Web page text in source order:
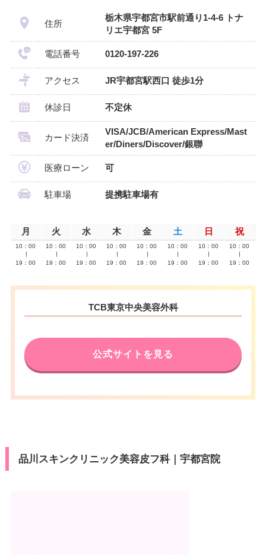
住所
栃木県宇都宮市駅前通り1-4-6 トナ
リエ宇都宮 5F
電話番号 0120-197-226
アクセス JR宇都宮駅西口 徒歩1分
休診日 不定休
カード決済
VISA/JCB/American Express/Mast
er/Diners/Discover/銀聯
医療ローン 可
駐車場 提携駐車場有
月 火 水 木 金 土 日 祝
10：00
19：00
10：00
19：00
10：00
19：00
10：00
19：00
10：00
19：00
10：00
19：00
10：00
19：00
10：00
19：00
TCB東京中央美容外科
公式サイトを見る
品川スキンクリニック美容皮フ科｜宇都宮院